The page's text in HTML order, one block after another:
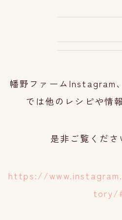
幡野ファーム
では他のレシピや情
是非ご覧くだ
https://
tory/